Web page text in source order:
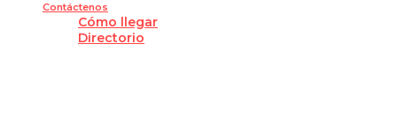
Contáctenos
Cómo llegar
Directorio